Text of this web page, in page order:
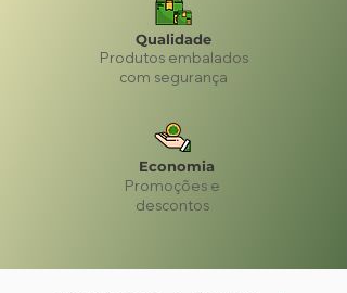
Qualidade
Produtos embalados
com segurança
Economia
Promoções e
descontos